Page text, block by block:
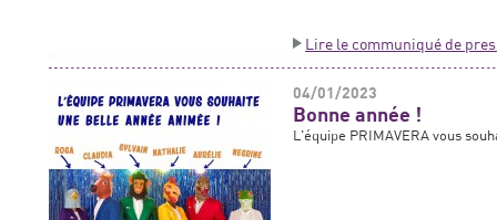
Lire le communiqué de
04/01/2023
Bonne année !
L'équipe PRIMAVERA vous